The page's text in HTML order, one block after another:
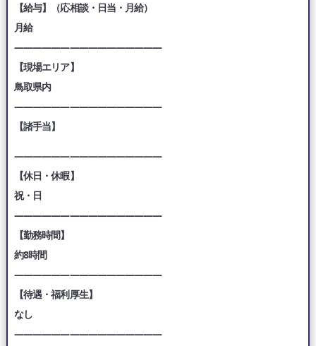
【給与】（応相談・日当・月給）
月給
————————————————
【現場エリア】
鳥取県内
————————————————
【諸手当】
————————————————
【休日・休暇】
祝・日
————————————————
【勤務時間】
約8時間
————————————————
【待遇・福利厚生】
なし
————————————————